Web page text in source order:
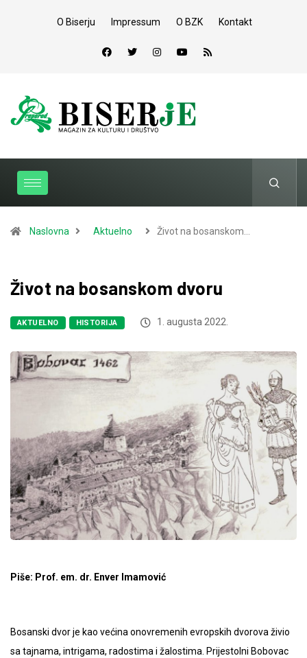
O Biserju Impressum O BZK Kontakt
Naslovna Aktuelno Život na bosanskom…
Život na bosanskom dvoru
AKTUELNO HISTORIJA 1. augusta 2022.
Piše: Prof. em. dr. Enver Imamović
Bosanski dvor je kao većina onovremenih evropskih dvorova živio
sa tajnama, intrigama, radostima i žalostima. Prijestolni Bobovac